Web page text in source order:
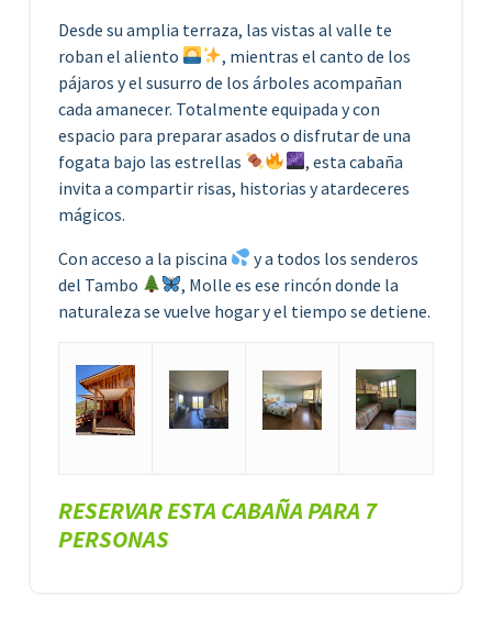
Desde su amplia terraza, las vistas al valle te
roban el aliento
, mientras el canto de los
pájaros y el susurro de los árboles acompañan
cada amanecer. Totalmente equipada y con
espacio para preparar asados o disfrutar de una
fogata bajo las estrellas
, esta cabaña
invita a compartir risas, historias y atardeceres
mágicos.
Con acceso a la piscina
y a todos los senderos
del Tambo
, Molle es ese rincón donde la
naturaleza se vuelve hogar y el tiempo se detiene.
RESERVAR ESTA CABAÑA PARA 7
PERSONAS